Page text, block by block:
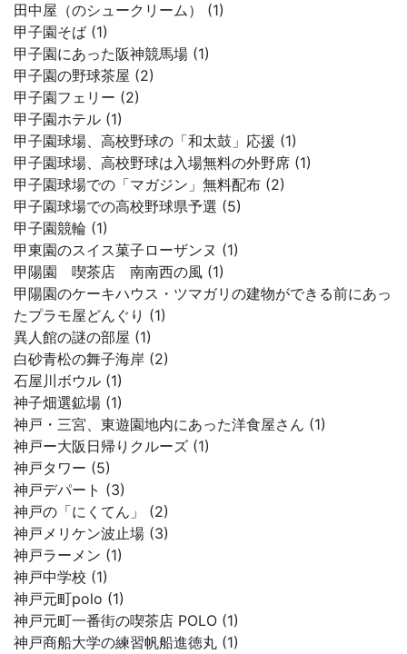
田中屋（のシュークリーム） (1)
甲子園そば (1)
甲子園にあった阪神競馬場 (1)
甲子園の野球茶屋 (2)
甲子園フェリー (2)
甲子園ホテル (1)
甲子園球場、高校野球の「和太鼓」応援 (1)
甲子園球場、高校野球は入場無料の外野席 (1)
甲子園球場での「マガジン」無料配布 (2)
甲子園球場での高校野球県予選 (5)
甲子園競輪 (1)
甲東園のスイス菓子ローザンヌ (1)
甲陽園 喫茶店 南南西の風 (1)
甲陽園のケーキハウス・ツマガリの建物ができる前にあっ
たプラモ屋どんぐり (1)
異人館の謎の部屋 (1)
白砂青松の舞子海岸 (2)
石屋川ボウル (1)
神子畑選鉱場 (1)
神戸・三宮、東遊園地内にあった洋食屋さん (1)
神戸ー大阪日帰りクルーズ (1)
神戸タワー (5)
神戸デパート (3)
神戸の「にくてん」 (2)
神戸メリケン波止場 (3)
神戸ラーメン (1)
神戸中学校 (1)
神戸元町polo (1)
神戸元町一番街の喫茶店 POLO (1)
神戸商船大学の練習帆船進徳丸 (1)